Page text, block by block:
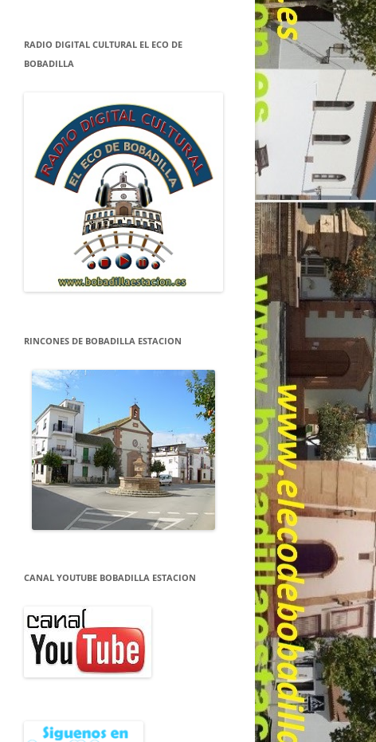
RADIO DIGITAL CULTURAL EL ECO DE
BOBADILLA
RINCONES DE BOBADILLA ESTACION
CANAL YOUTUBE BOBADILLA ESTACION